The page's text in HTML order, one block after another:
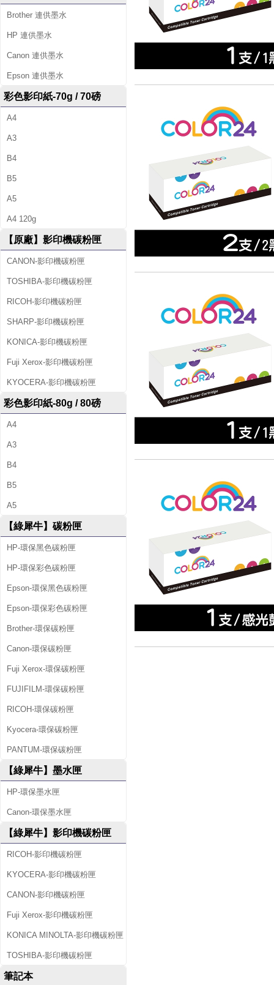
Brother 連供墨水
HP 連供墨水
Canon 連供墨水
Epson 連供墨水
彩色影印紙-70g / 70磅
A4
A3
B4
B5
A5
A4 120g
【原廠】影印機碳粉匣
CANON-影印機碳粉匣
TOSHIBA-影印機碳粉匣
RICOH-影印機碳粉匣
SHARP-影印機碳粉匣
KONICA-影印機碳粉匣
Fuji Xerox-影印機碳粉匣
KYOCERA-影印機碳粉匣
彩色影印紙-80g / 80磅
A4
A3
B4
B5
A5
【綠犀牛】碳粉匣
HP-環保黑色碳粉匣
HP-環保彩色碳粉匣
Epson-環保黑色碳粉匣
Epson-環保彩色碳粉匣
Brother-環保碳粉匣
Canon-環保碳粉匣
Fuji Xerox-環保碳粉匣
FUJIFILM-環保碳粉匣
RICOH-環保碳粉匣
Kyocera-環保碳粉匣
PANTUM-環保碳粉匣
【綠犀牛】墨水匣
HP-環保墨水匣
Canon-環保墨水匣
【綠犀牛】影印機碳粉匣
RICOH-影印機碳粉匣
KYOCERA-影印機碳粉匣
CANON-影印機碳粉匣
Fuji Xerox-影印機碳粉匣
KONICA MINOLTA-影印機碳粉匣
TOSHIBA-影印機碳粉匣
筆記本